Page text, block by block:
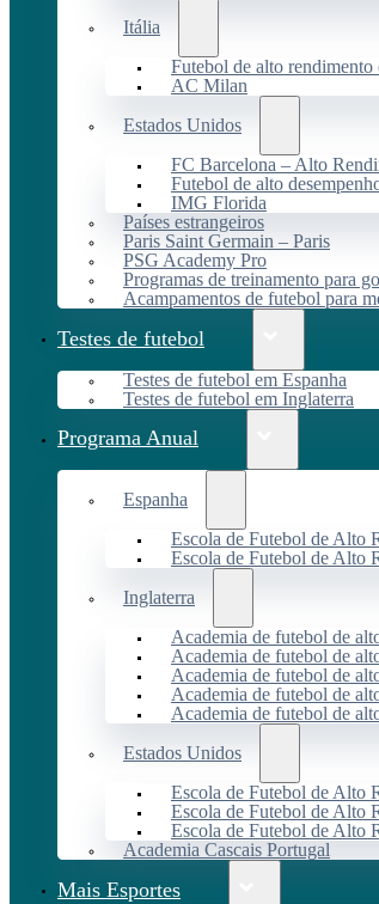
Itália
Futebol de alto rendimento
AC Milan
Estados Unidos
FC Barcelona – Alto
Futebol de alto
IMG Florida
Países estrangeiros
Paris Saint Germain – Paris
PSG Academy Pro
Programas de treinamento para
Acampamentos de futebol para
Testes de futebol
Testes de futebol em Espanha
Testes de futebol em Inglaterra
Programa Anual
Espanha
Escola de Futebol de Alto
Escola de Futebol de Alto
Inglaterra
Academia de futebol de
Academia de futebol de
Academia de futebol de
Academia de futebol de
Academia de futebol de
Estados Unidos
Escola de Futebol de Alto
Escola de Futebol de Alto
Escola de Futebol de Alto
Academia Cascais Portugal
Mais Esportes